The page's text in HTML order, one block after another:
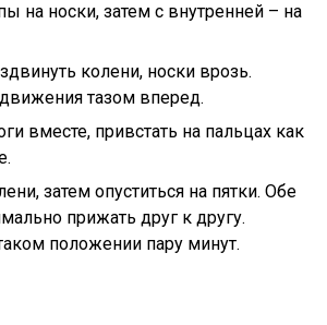
на носки, затем с внутренней – на
колени, носки врозь.
тазом вперед.
вместе, привстать на пальцах как
затем опуститься на пятки. Обе
прижать друг к другу.
положении пару минут.